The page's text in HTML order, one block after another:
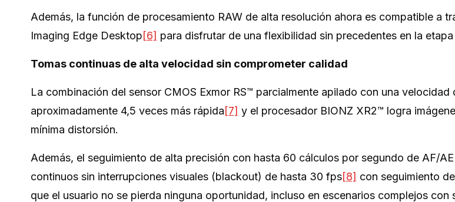
Además, la función de procesamiento RAW de alta resolución ahora es compatible a
Imaging Edge Desktop[6] para disfrutar de una flexibilidad sin precedentes en la
Tomas continuas de alta velocidad sin comprometer calidad
La combinación del sensor CMOS Exmor RS™ parcialmente apilado con una velocidad
aproximadamente 4,5 veces más rápida[7] y el procesador BIONZ XR2™ logra
mínima distorsión.
Además, el seguimiento de alta precisión con hasta 60 cálculos por segundo de AF/
continuos sin interrupciones visuales (blackout) de hasta 30 fps[8] con seguimiento
que el usuario no se pierda ninguna oportunidad, incluso en escenarios complejos con